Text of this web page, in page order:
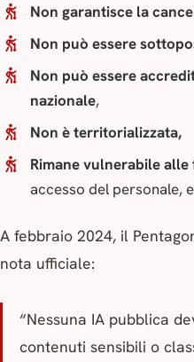
Non garantisce la
Non può essere
Non può essere
nazionale,
Non è territorializzata,
Rimane vulnerabile
accesso del personale,
A febbraio 2024, il
nota ufficiale:
“Nessuna IA pubblica
contenuti sensibili o